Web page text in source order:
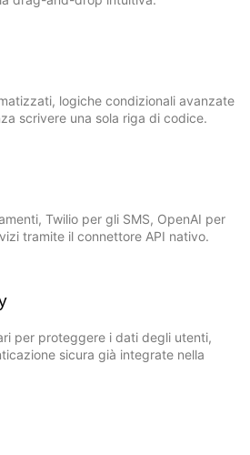
logiche condizionali avanzate
scrivere una sola riga di codice.
Twilio per gli SMS, OpenAI per
tramite il connettore API nativo.
per proteggere i dati degli utenti,
sicura già integrate nella